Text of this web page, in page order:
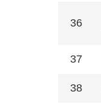
36
37
38